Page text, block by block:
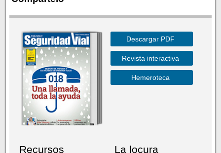
Descargar PDF
Revista interactiva
Hemeroteca
Recursos
La locura